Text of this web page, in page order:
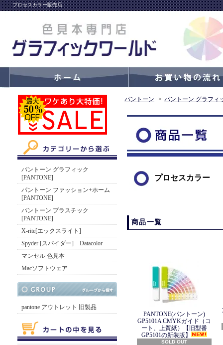
プロセスカラー販売店
パントーン グラフィック
[PANTONE]
パントーン ファッション+ホーム
[PANTONE]
パントーン プラスチック
[PANTONE]
X-rite[エックスライト]
Spyder [スパイダー] Datacolor
マンセル 色見本
Macソフトウェア
pantone アウトレット 旧製品
パントーン > パントーン グラフィ
プロセスカラー
商品一覧
PANTONE(パントーン)
GP5101A CMYKガイド（コ
ート、上質紙）【旧型番
GP5101の新装版】
SOLD OUT